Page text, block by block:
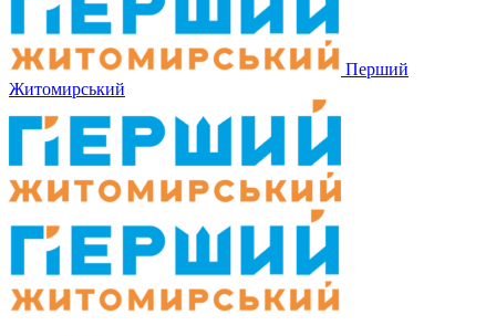
Перший
Житомирський